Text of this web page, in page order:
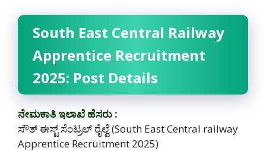
South East Central Railway
Apprentice Recruitment
2025: Post Details
ನೇಮಕಾತಿ ಇಲಾಖೆ ಹೆಸರು :
ಸೌತ್ ಈಸ್ಟ್ ಸೆಂಟ್ರಲ್ ರೈಲ್ವೆ (South East Central railway
Apprentice Recruitment 2025)